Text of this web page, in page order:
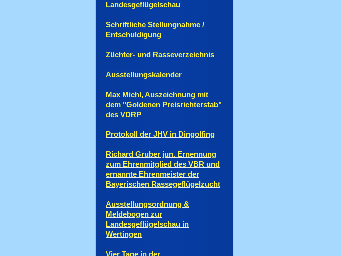
Landesgeflügelschau
Schriftliche Stellungnahme /
Entschuldigung
Züchter- und Rasseverzeichnis
Ausstellungskalender
Max Michl, Auszeichnung mit
dem "Goldenen Preisrichterstab"
des VDRP
Protokoll der JHV in Dingolfing
Richard Gruber jun. Ernennung
zum Ehrenmitglied des VBR und
ernannte Ehrenmeister der
Bayerischen Rassegeflügelzucht
Ausstellungsordnung &
Meldebogen zur
Landesgeflügelschau in
Wertingen
Vier Tage in der